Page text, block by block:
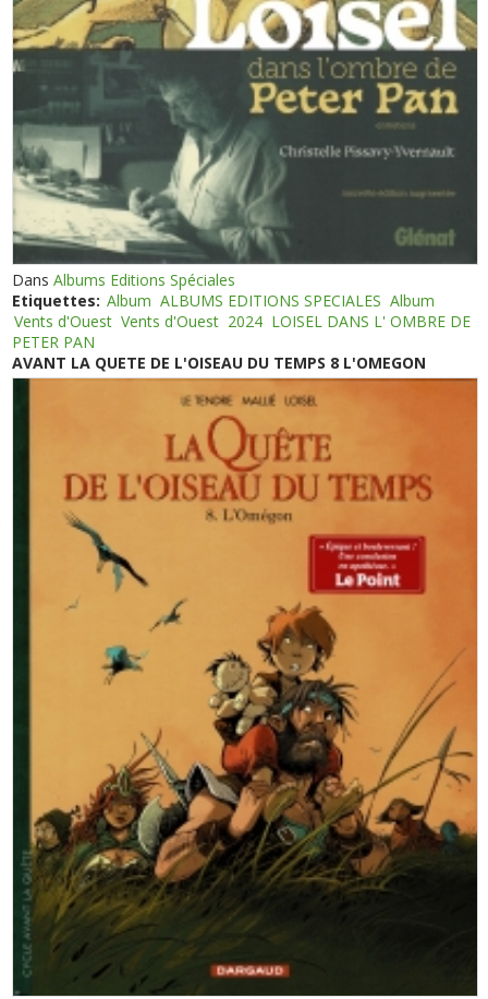
DansAlbums Editions Spéciales
Etiquettes: Album ALBUMS EDITIONS SPECIALES Album
Vents d'Ouest Vents d'Ouest 2024 LOISEL DANS L' OMBRE DE
PETER PAN
AVANT LA QUETE DE L'OISEAU DU TEMPS 8 L'OMEGON